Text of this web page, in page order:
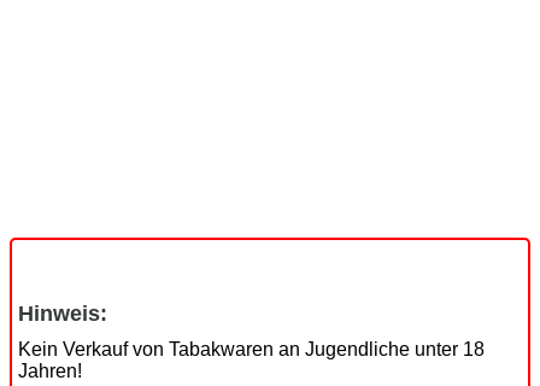
Hinweis:
Kein Verkauf von Tabakwaren an Jugendliche unter 18
Jahren!